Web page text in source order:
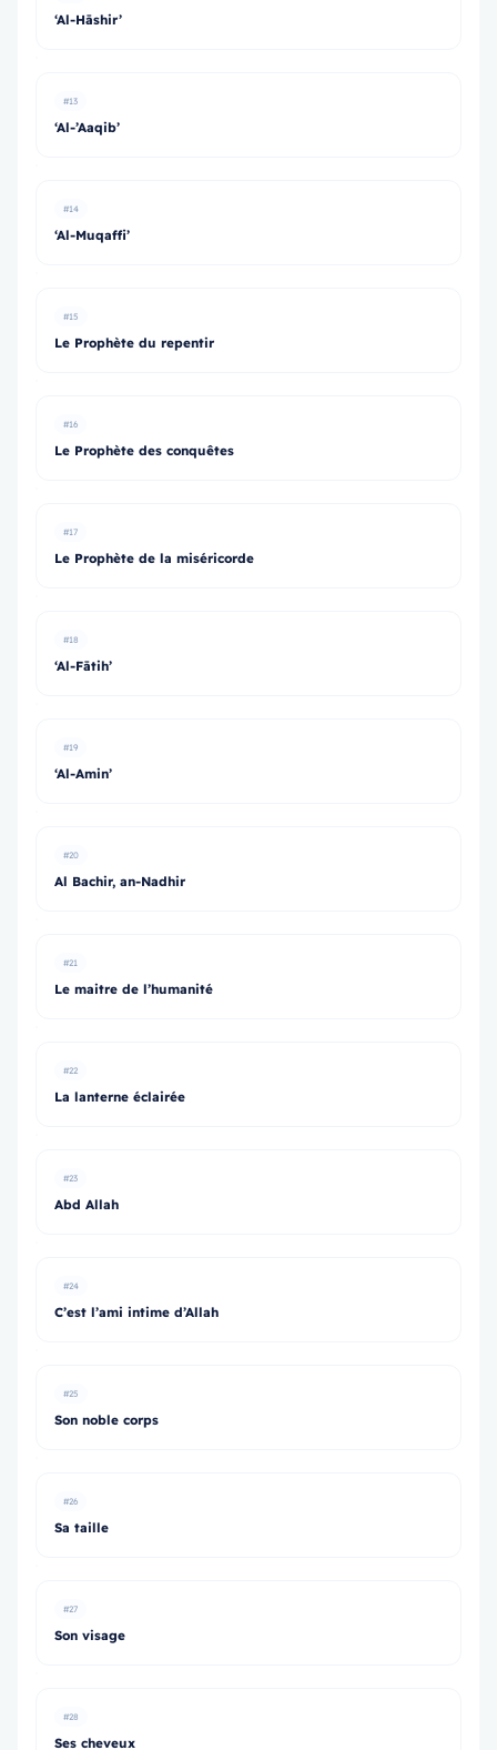
‘Al-Hāshir’
#13
‘Al-’Aaqib’
#14
‘Al-Muqaffi’
#15
Le Prophète du repentir
#16
Le Prophète des conquêtes
#17
Le Prophète de la miséricorde
#18
‘Al-Fātih’
#19
‘Al-Amin’
#20
Al Bachir, an-Nadhir
#21
Le maitre de l’humanité
#22
La lanterne éclairée
#23
Abd Allah
#24
C’est l’ami intime d’Allah
#25
Son noble corps
#26
Sa taille
#27
Son visage
#28
Ses cheveux